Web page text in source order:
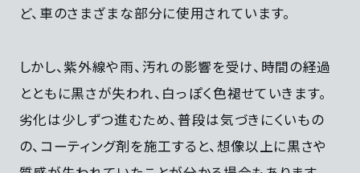
ど、車のさまざまな部分に使用されています。
しかし、紫外線や雨、汚れの影響を受け、時間の経過
とともに黒さが失われ、白っぽく色褪せていきます。
劣化は少しずつ進むため、普段は気づきにくいもの
の、コーティング剤を施工すると、想像以上に黒さや